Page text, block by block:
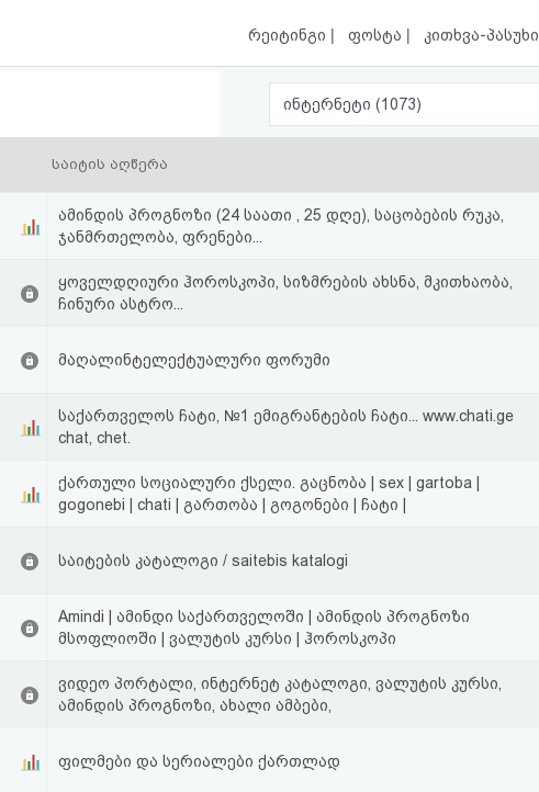
რეიტინგი | ფოსტა | კითხვა-პასუხი
ინტერნეტი (1073)
საიტის აღწერა
ამინდის პროგნოზი (24 საათი , 25 დღე), საცობების რუკა,
ჯანმრთელობა, ფრენები...
ყოველდღიური ჰოროსკოპი, სიზმრების ახსნა, მკითხაობა,
ჩინური ასტრო...
მაღალინტელექტუალური ფორუმი
საქართველოს ჩატი, №1 ემიგრანტების ჩატი... www.chati.ge
chat, chet.
ქართული სოციალური ქსელი. გაცნობა | sex | gartoba |
gogonebi | chati | გართობა | გოგონები | ჩატი |
საიტების კატალოგი / saitebis katalogi
Amindi | ამინდი საქართველოში | ამინდის პროგნოზი
მსოფლიოში | ვალუტის კურსი | ჰოროსკოპი
ვიდეო პორტალი, ინტერნეტ კატალოგი, ვალუტის კურსი,
ამინდის პროგნოზი, ახალი ამბები,
ფილმები და სერიალები ქართლად